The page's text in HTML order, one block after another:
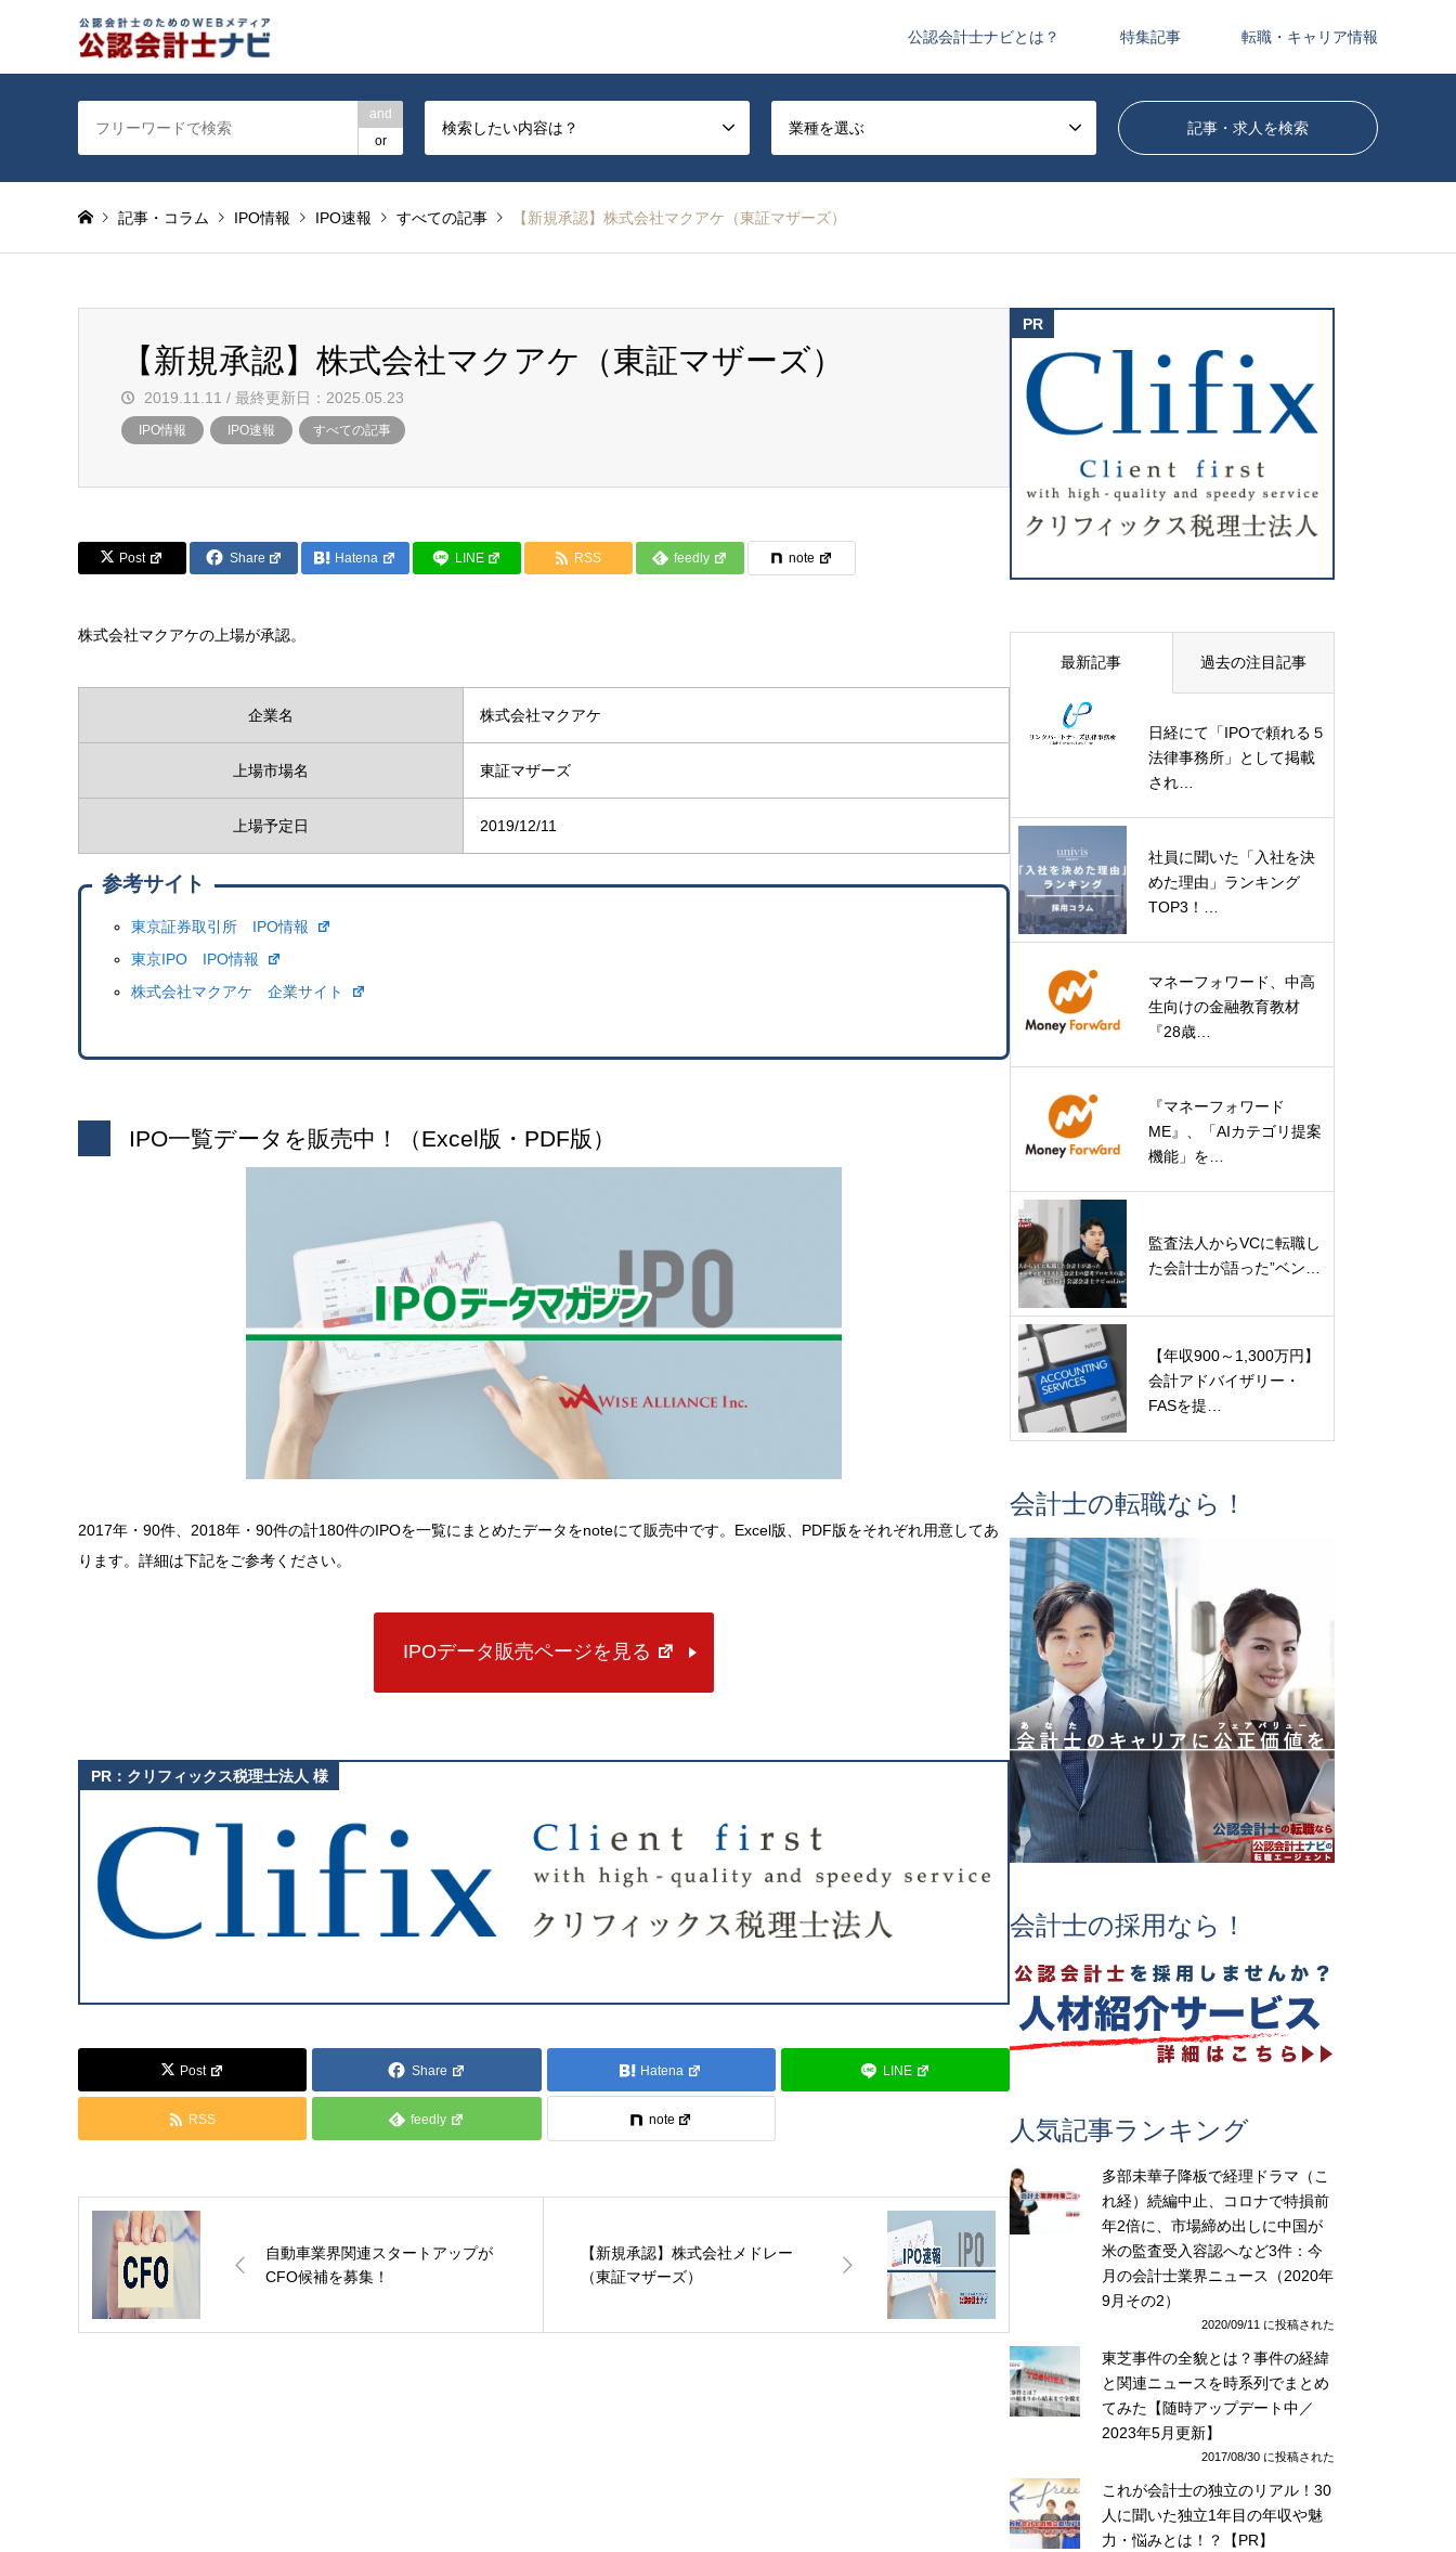
公認会計士ナビとは？ 特集記事 転職・キャリア情報
and
or
検索したい内容は？ 業種を選ぶ
記事・コラム IPO情報 IPO速報 すべての記事 【新規承認】株式会社マクアケ（東証マザーズ）
【新規承認】株式会社マクアケ（東証マザーズ）
2019.11.11 / 最終更新日：2025.05.23
IPO情報 IPO速報 すべての記事
Post Share Hatena LINE RSS feedly note
株式会社マクアケの上場が承認。
企業名 株式会社マクアケ
上場市場名 東証マザーズ
上場予定日 2019/12/11
参考サイト
東京証券取引所 IPO情報
東京IPO IPO情報
株式会社マクアケ 企業サイト
IPO一覧データを販売中！（Excel版・PDF版）
2017年・90件、2018年・90件の計180件のIPOを一覧にまとめたデータをnoteにて販売中です。Excel版、PDF版をそれぞれ用意してあ
ります。詳細は下記をご参考ください。
IPOデータ販売ページを見る
Post Share Hatena LINE
RSS feedly note
自動車業界関連スタートアップが
CFO候補を募集！
【新規承認】株式会社メドレー
（東証マザーズ）
最新記事 過去の注目記事
日経にて「IPOで頼れる５
法律事務所」として掲載
され…
社員に聞いた「入社を決
めた理由」ランキング
TOP3！…
マネーフォワード、中高
生向けの金融教育教材
『28歳…
『マネーフォワード
ME』、「AIカテゴリ提案
機能」を…
監査法人からVCに転職し
た会計士が語った”ベン…
【年収900～1,300万円】
会計アドバイザリー・
FASを提…
会計士の転職なら！
会計士の採用なら！
人気記事ランキング
多部未華子降板で経理ドラマ（こ
れ経）続編中止、コロナで特損前
年2倍に、市場締め出しに中国が
米の監査受入容認へなど3件：今
月の会計士業界ニュース（2020年
9月その2）
2020/09/11 に投稿された
東芝事件の全貌とは？事件の経緯
と関連ニュースを時系列でまとめ
てみた【随時アップデート中／
2023年5月更新】
2017/08/30 に投稿された
これが会計士の独立のリアル！30
人に聞いた独立1年目の年収や魅
力・悩みとは！？【PR】